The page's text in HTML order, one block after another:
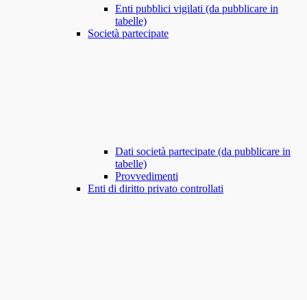
Enti pubblici vigilati (da pubblicare in
tabelle)
Società partecipate
Dati società partecipate (da pubblicare in
tabelle)
Provvedimenti
Enti di diritto privato controllati